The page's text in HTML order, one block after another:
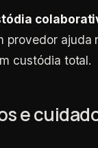
provedor ajuda
custódia total.
e